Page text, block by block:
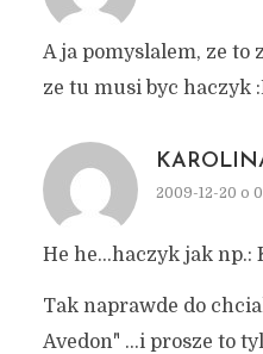
A ja pomyslalem, ze to
ze tu musi byc haczyk
2009-12-20 o
He he…haczyk jak np.:
Tak naprawde do
Avedon" …i prosze to